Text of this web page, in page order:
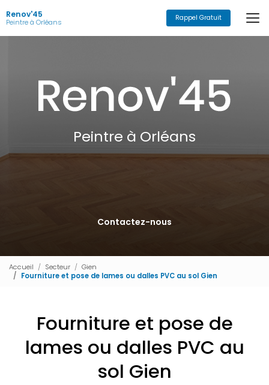
au
contenu
principal
Renov'45
Peintre à Orléans Rappel Gratuit
Peintre à Orléans
Contactez-nous
Accueil Secteur
Gien
Fourniture et pose de lames ou dalles PVC au sol Gien
Fourniture et pose de
lames ou dalles PVC au
sol Gien